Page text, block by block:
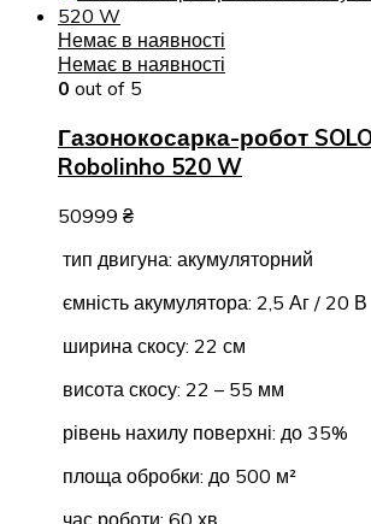
Немає в наявності
Немає в наявності
0 out of 5
Газонокосарка-робот
Robolinho 520 W
50999 ₴
тип двигуна: акумуляторний
ємність акумулятора: 2,5 Аг / 20 В
ширина скосу: 22 см
висота скосу: 22 – 55 мм
рівень нахилу поверхні: до 35%
площа обробки: до 500 м²
час роботи: 60 хв